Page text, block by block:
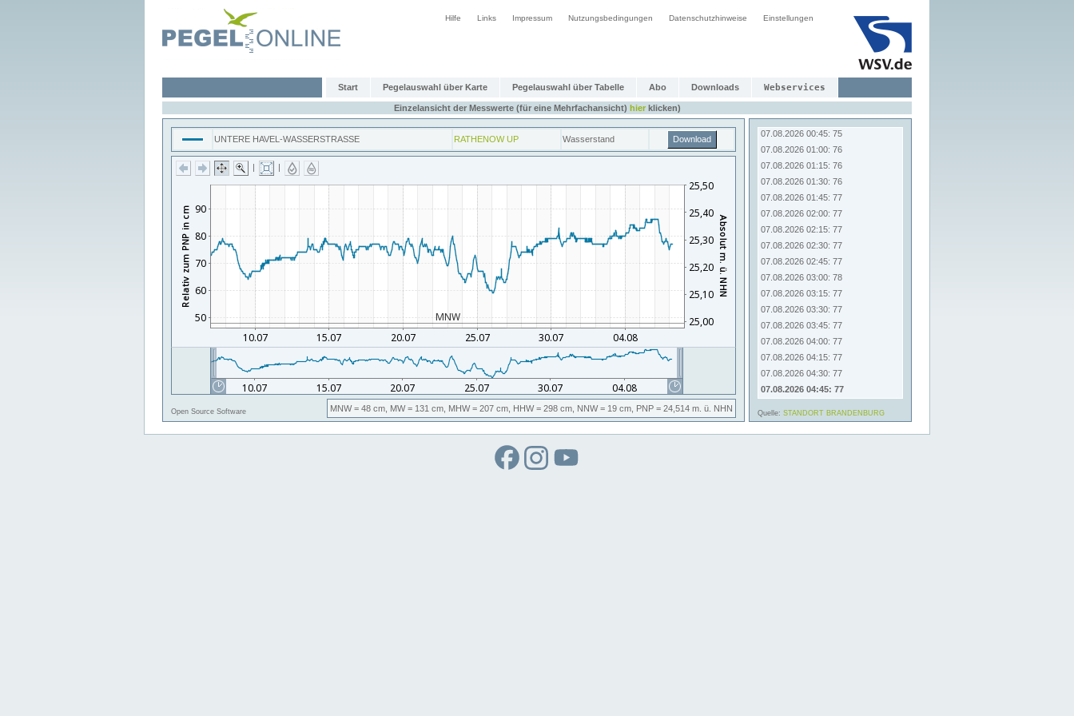
Hilfe Links Impressum Nutzungsbedingungen Datenschutzhinweise Einstellungen
Start Pegelauswahl über Karte Pegelauswahl über Tabelle Abo Downloads Webservices
Einzelansicht der Messwerte (für eine Mehrfachansicht) hierklicken)
UNTERE HAVEL-WASSERSTRASSE RATHENOW UP Wasserstand Download
| |
Open Source Software MNW= 48 cm, MW= 131 cm, MHW= 207 cm, HHW= 298 cm, NNW= 19 cm, PNP = 24,514 m. ü. NHN
06.08.2026 23:00: 76
07.08.2026 00:00: 75
07.08.2026 00:15: 75
07.08.2026 00:30: 75
07.08.2026 00:45: 75
07.08.2026 01:00: 76
07.08.2026 01:15: 76
07.08.2026 01:30: 76
07.08.2026 01:45: 77
07.08.2026 02:00: 77
07.08.2026 02:15: 77
07.08.2026 02:30: 77
07.08.2026 02:45: 77
07.08.2026 03:00: 78
07.08.2026 03:15: 77
07.08.2026 03:30: 77
07.08.2026 03:45: 77
07.08.2026 04:00: 77
07.08.2026 04:15: 77
07.08.2026 04:30: 77
07.08.2026 04:45: 77
Quelle: STANDORT BRANDENBURG